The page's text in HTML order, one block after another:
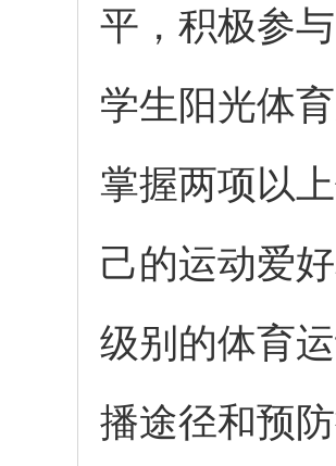
平，积极参
学生阳光体
掌握两项以
己的运动爱
级别的体育
播途径和预